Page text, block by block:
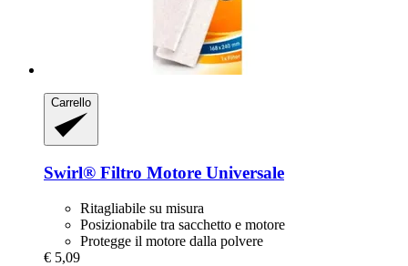
Carrello
Swirl® Filtro Motore Universale
Ritagliabile su misura
Posizionabile tra sacchetto e motore
Protegge il motore dalla polvere
€ 5,09